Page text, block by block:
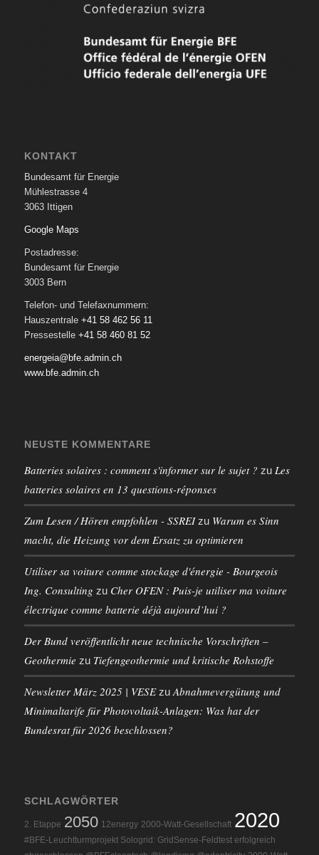
KONTAKT
Bundesamt für Energie
Mühlestrasse 4
3063 Ittigen
Google Maps
Postadresse:
Bundesamt für Energie
3003 Bern
Telefon- und Telefaxnummern:
Hauszentrale +41 58 462 56 11
Pressestelle +41 58 460 81 52
energeia@bfe.admin.ch
www.bfe.admin.ch
NEUSTE KOMMENTARE
Batteries solaires : comment s'informer sur le sujet ? zu Les
batteries solaires en 13 questions-réponses
Zum Lesen / Hören empfohlen - SSREIzu Warum es Sinn
macht, die Heizung vor dem Ersatz zu optimieren
Utiliser sa voiture comme stockage d'énergie - Bourgeois
Ing. Consulting zu Cher OFEN : Puis-je utiliser ma voiture
électrique comme batterie déjà aujourd’hui ?
Der Bund veröffentlicht neue technische Vorschriften –
Geothermie zu Tiefengeothermie und kritische Rohstoffe
Newsletter März 2025 | VESEzu Abnahmevergütung und
Minimaltarife für Photovoltaik-Anlagen: Was hat der
Bundesrat für 2026 beschlossen?
SCHLAGWÖRTER
2. Etappe 2050 12energy 2000-Watt-Gesellschaft 2020
#BFE-Leuchtturmprojekt Sologrid: GridSense-Feldtest erfolgreich